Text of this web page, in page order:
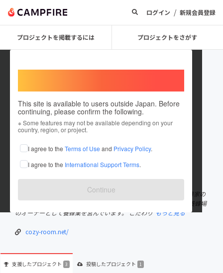
ログイン / 新規会員登録
プロジェクトを掲載するには プロジェクトをさがす
This site is available to users outside Japan. Before
continuing, please confirm the following.
※ Some features may not be available depending on your
country, region, or project.
I agree to the Terms of Use and Privacy Policy.
I agree to the International Support Terms.
Continue
chikako yokoyama
これまでに3回支援して1件のプロジェクトを投稿しています
在住国：日本 現在地：福岡県
出身国：日本 出身地：福岡県
福岡県小郡市という小さな町にて、養蜂家の娘として生まれ、養蜂家の
娘として育ちました。 はちみつを作り続けて1世紀。 現在は荒巻養蜂場
のオーナーとして養蜂業を営んでいます。 こだわり もっと見る
cozy-room.net/
支援したプロジェクト 3 投稿したプロジェクト 1